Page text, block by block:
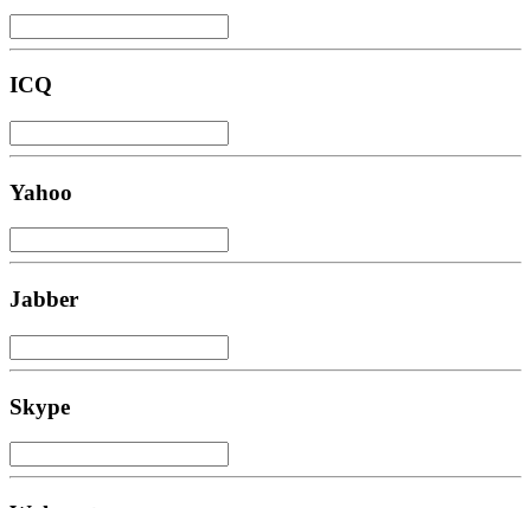
ICQ
Yahoo
Jabber
Skype